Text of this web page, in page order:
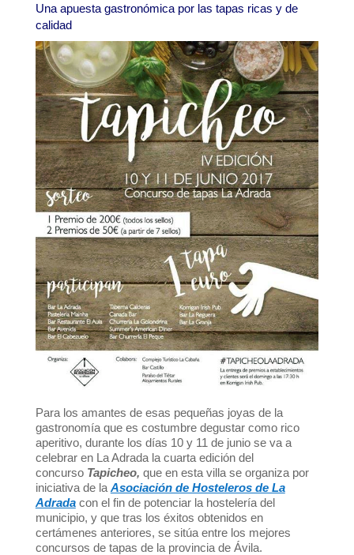
Una apuesta gastronómica por las tapas ricas y de
calidad
Para los amantes de esas pequeñas joyas de la
gastronomía que es costumbre degustar como rico
aperitivo, durante los días 10 y 11 de junio se va a
celebrar en La Adrada la cuarta edición del
concursoTapicheo, que en esta villa se organiza por
iniciativa de la Asociación de Hosteleros de La
Adradacon el fin de potenciar la hostelería del
municipio, y que tras los éxitos obtenidos en
certámenes anteriores, se sitúa entre los mejores
concursos de tapas de la provincia de Ávila.